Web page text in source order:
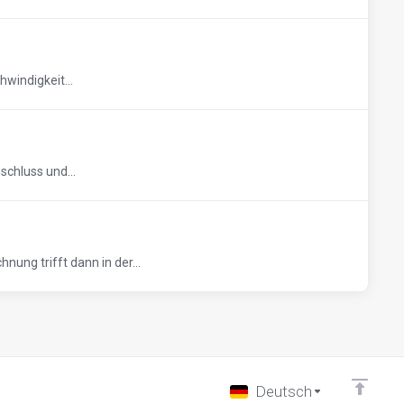
und...
trifft dann in der...
Deutsch